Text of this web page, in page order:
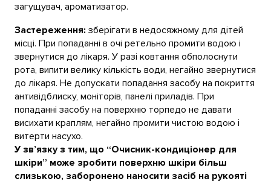
загущувач, ароматизатор.
Застереження: зберігати в недосяжному для дітей
місці. При попаданні в очі ретельно промити водою і
звернутися до лікаря. У разі ковтання обполоснути
рота, випити велику кількість води, негайно звернутися
до лікаря. Не допускати попадання засобу на покриття
антивідблиску, моніторів, панелі приладів. При
попаданні засобу на поверхню торпедо не давати
висихати краплям, негайно промити чистою водою і
витерти насухо.
У зв’язку з тим, що “Очисник-кондиціонер для
шкіри” може зробити поверхню шкіри більш
слизькою, заборонено наносити засіб на рукояті